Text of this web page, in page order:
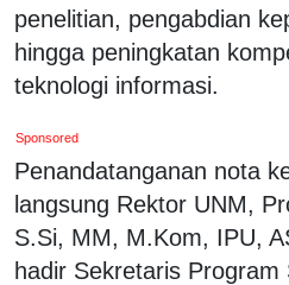
penelitian, pengabdian
hingga peningkatan
teknologi informasi.
Sponsored
Penandatanganan nota
langsung Rektor UNM,
S.Si, MM, M.Kom, IPU,
hadir Sekretaris